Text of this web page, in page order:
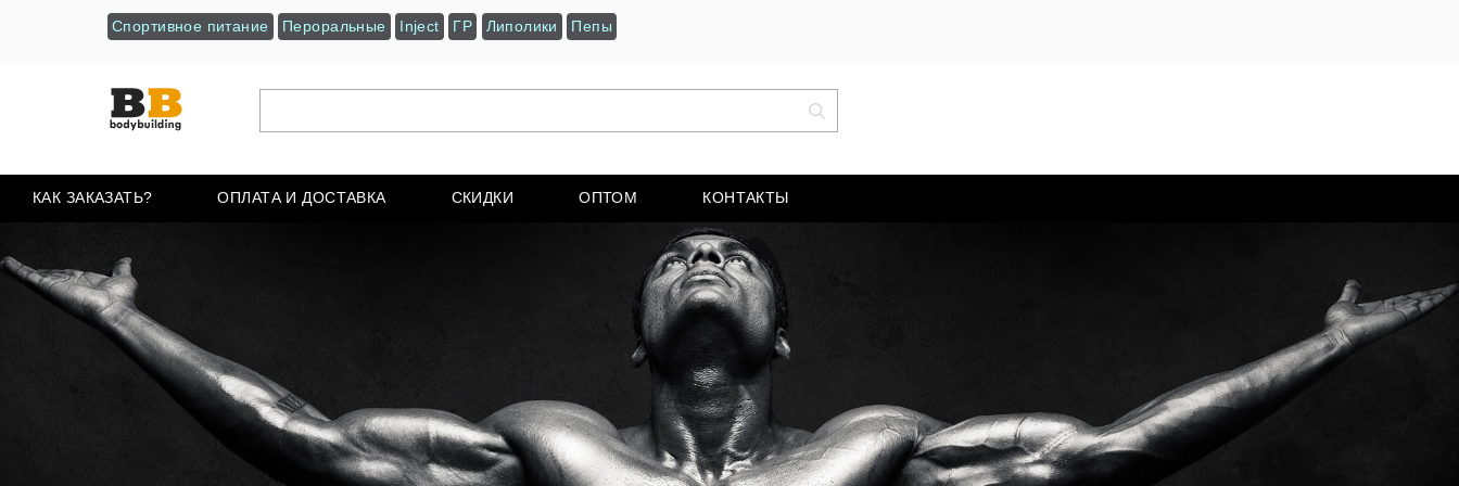
Спортивное питание Пероральные Inject ГР Липолики Пепы
КАК ЗАКАЗАТЬ? ОПЛАТА И ДОСТАВКА СКИДКИ ОПТОМ КОНТАКТЫ